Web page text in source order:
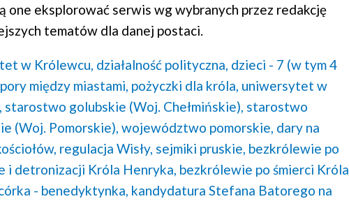
one eksplorować serwis wg wybranych przez redakcję
tematów dla danej postaci.
w Królewcu, działalność polityczna, dzieci - 7 (w tym 4
między miastami, pożyczki dla króla, uniwersytet w
starostwo golubskie (Woj. Chełmińskie), starostwo
(Woj. Pomorskie), województwo pomorskie, dary na
regulacja Wisły, sejmiki pruskie, bezkrólewie po
i detronizacji Króla Henryka, bezkrólewie po śmierci Króla
- benedyktynka, kandydatura Stefana Batorego na